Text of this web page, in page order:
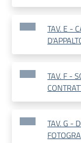
TAV. E -
TAV. F -
TAV. G -